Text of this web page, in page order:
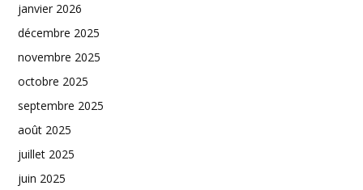
janvier 2026
décembre 2025
novembre 2025
octobre 2025
septembre 2025
août 2025
juillet 2025
juin 2025